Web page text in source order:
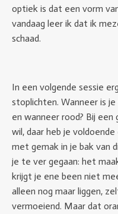
optiek is dat een vorm
vandaag leer ik dat ik
schaad.
In een volgende sessie
stoplichten. Wanneer is
en wanneer rood? Bij
wil, daar heb je
met gemak in je bak van
je te ver gegaan: het
krijgt je ene been niet
alleen nog maar liggen,
vermoeiend. Maar dat